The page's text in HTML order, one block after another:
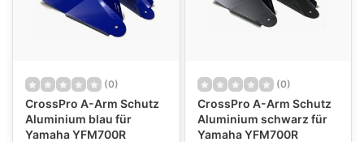
(0)
CrossPro A-Arm Schutz
Aluminium blau für
Yamaha YFM700R
(0)
CrossPro A-Arm Schutz
Aluminium schwarz für
Yamaha YFM700R